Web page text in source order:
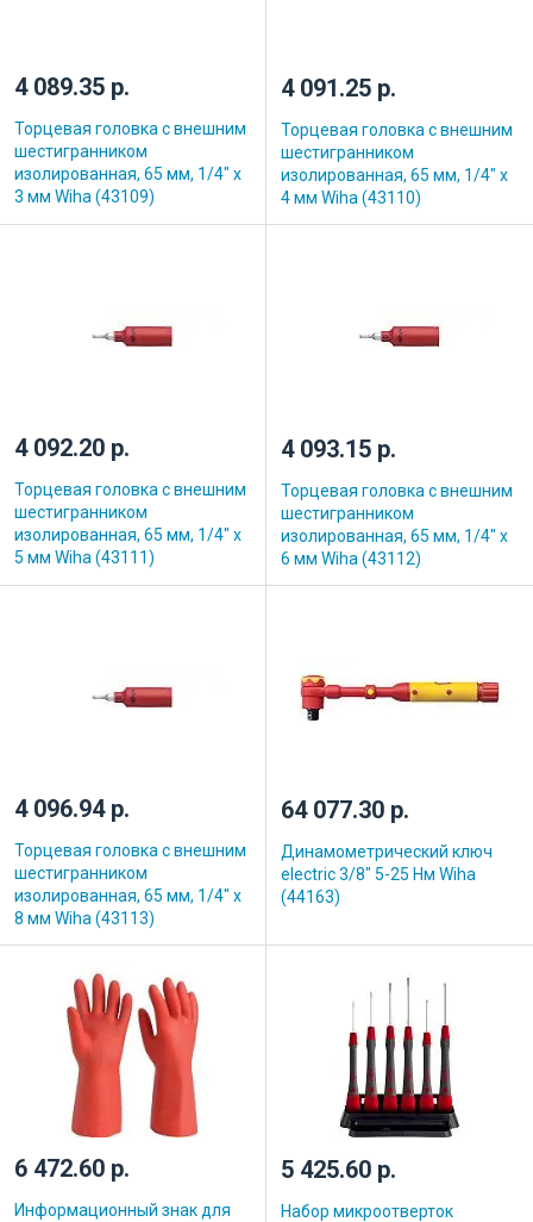
4 089.35 р.
Торцевая головка с внешним
шестигранником
изолированная, 65 мм, 1/4" х
3 мм Wiha (43109)
4 091.25 р.
Торцевая головка с внешним
шестигранником
изолированная, 65 мм, 1/4" х
4 мм Wiha (43110)
4 092.20 р.
Торцевая головка с внешним
шестигранником
изолированная, 65 мм, 1/4" х
5 мм Wiha (43111)
4 093.15 р.
Торцевая головка с внешним
шестигранником
изолированная, 65 мм, 1/4" х
6 мм Wiha (43112)
4 096.94 р.
Торцевая головка с внешним
шестигранником
изолированная, 65 мм, 1/4" х
8 мм Wiha (43113)
64 077.30 р.
Динамометрический ключ
electric 3/8" 5-25 Нм Wiha
(44163)
6 472.60 р.
Информационный знак для
5 425.60 р.
Набор микроотверток